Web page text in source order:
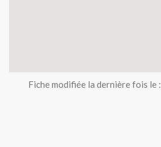
Fiche modifiée la dernière fois le :